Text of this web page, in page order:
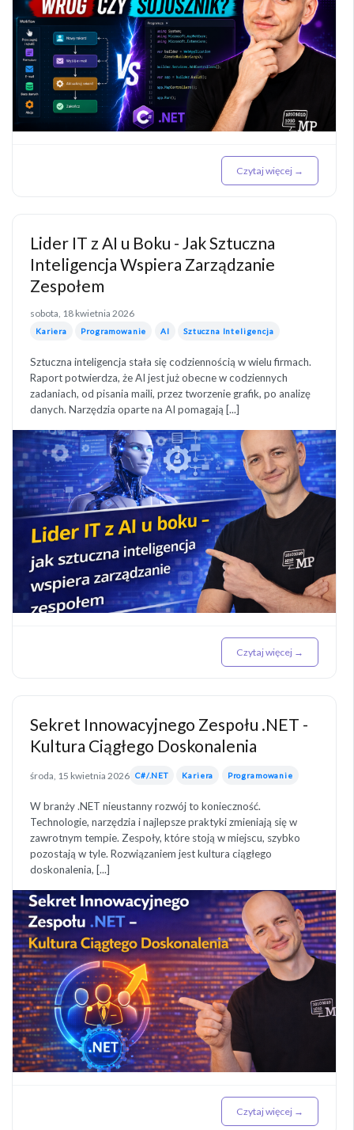
Czytaj więcej →
Lider IT z AI u Boku - Jak Sztuczna
Inteligencja Wspiera Zarządzanie
Zespołem
sobota, 18 kwietnia 2026
Kariera Programowanie AI Sztuczna Inteligencja
Sztuczna inteligencja stała się codziennością w wielu firmach.
Raport potwierdza, że AI jest już obecne w codziennych
zadaniach, od pisania maili, przez tworzenie grafik, po analizę
danych. Narzędzia oparte na AI pomagają [...]
Czytaj więcej →
Sekret Innowacyjnego Zespołu .NET -
Kultura Ciągłego Doskonalenia
środa, 15 kwietnia 2026 C#/.NET Kariera Programowanie
W branży .NET nieustanny rozwój to konieczność.
Technologie, narzędzia i najlepsze praktyki zmieniają się w
zawrotnym tempie. Zespoły, które stoją w miejscu, szybko
pozostają w tyle. Rozwiązaniem jest kultura ciągłego
doskonalenia, [...]
Czytaj więcej →